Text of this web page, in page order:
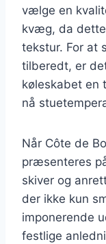
vælge en
kvæg, da
tekstur. For at
tilberedt, er
køleskabet en
nå
Når Côte de
præsenteres
skiver og
der ikke kun
imponerende
festlige